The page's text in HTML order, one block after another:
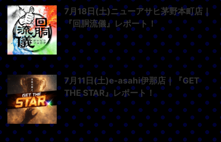
7月18日(土)ニューアサヒ茅野本町店｜
『回胴流儀』レポート！
7月11日(土)e-asahi伊那店｜『GET
THE STAR』レポート！